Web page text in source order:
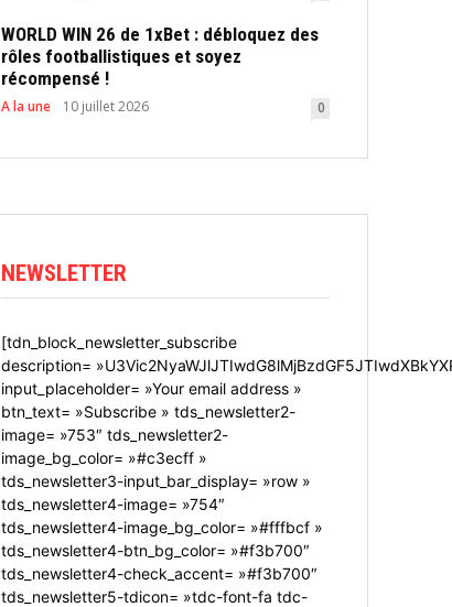
WORLD WIN 26 de 1xBet : débloquez des
rôles footballistiques et soyez
récompensé !
A la une 10 juillet 2026 0
NEWSLETTER
[tdn_block_newsletter_subscribe
description=
input_placeholder= »Your email address »
btn_text= »Subscribe » tds_newsletter2-
image= »753″ tds_newsletter2-
image_bg_color= »#c3ecff »
tds_newsletter3-input_bar_display= »row »
tds_newsletter4-image= »754″
tds_newsletter4-image_bg_color= »#fffbcf »
tds_newsletter4-btn_bg_color= »#f3b700″
tds_newsletter4-check_accent= »#f3b700″
tds_newsletter5-tdicon= »tdc-font-fa tdc-